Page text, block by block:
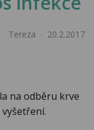
Tereza 20.2.2017
na odběru krve